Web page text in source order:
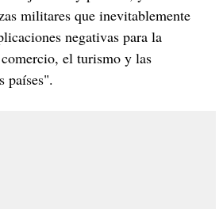
militares que inevitablemente
negativas para la
el turismo y las
países".